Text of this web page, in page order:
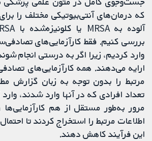
که درمان‌های آنتی‌بیوتیکی مختلف را
بررسی کنیم. فقط کارآزمایی‌های
وارد کردیم، زیرا اگر به درستی انجام
ارایه می‌دهند. همه کارآزمایی‌های
مرتبط را بدون توجه به زبان گزارش
تعداد افرادی که در آنها وارد شدند،
مرور به‌طور مستقل از هم
اطلاعات مرتبط را استخراج کردند تا
این فرآیند کاهش دهند.